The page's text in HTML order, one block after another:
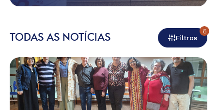
TODAS AS NOTÍCIAS Filtros
6